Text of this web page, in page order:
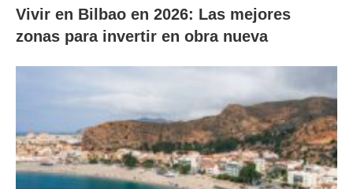
Vivir en Bilbao en 2026: Las mejores
zonas para invertir en obra nueva